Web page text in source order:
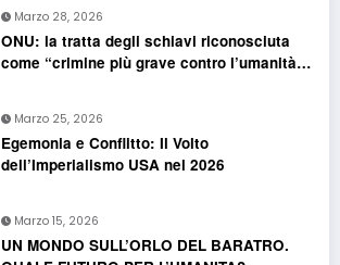
Marzo 28, 2026
ONU: la tratta degli schiavi riconosciuta
come “crimine più grave contro l’umanità”.
Marzo 25, 2026
Egemonia e Conflitto: Il Volto
dell’Imperialismo USA nel 2026
Marzo 15, 2026
UN MONDO SULL’ORLO DEL BARATRO.